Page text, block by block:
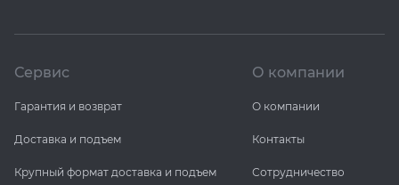
Сервис
Гарантия и возврат
Доставка и подъем
Крупный формат доставка и подъем
О компании
О компании
Контакты
Сотрудничество